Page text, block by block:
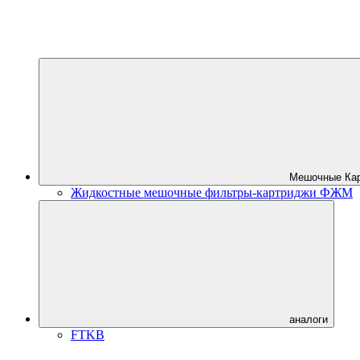
Мешочные
Жидкостные мешочные фильтры-картриджи ФЖМ
аналоги
FTKB